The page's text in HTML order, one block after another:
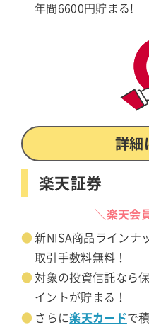
年間6600円貯まる!
詳細
楽天証券
＼楽天会
新NISA商品ラインナ
取引手数料無料！
対象の投資信託なら
イントが貯まる！
さらに楽天カードで